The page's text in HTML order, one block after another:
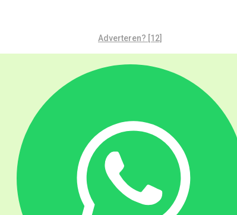
Adverteren? [12]